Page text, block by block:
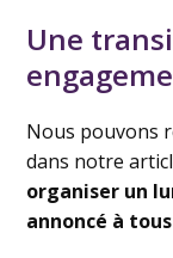
Une
Nous pouvons
dans notre
organiser un
annoncé à